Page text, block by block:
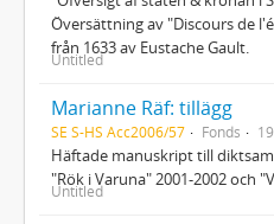
Översättning av "Discours de
från 1633 av Eustache Gault.
Untitled
Marianne Räf: tillägg
SE S-HS Acc2006/57 Fonds
Häftade manuskript till
"Rök i Varuna" 2001-2002 och
Untitled